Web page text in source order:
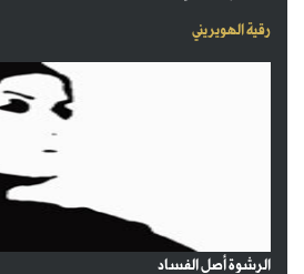
رقية الهويريني
الرشوة أصل الفساد